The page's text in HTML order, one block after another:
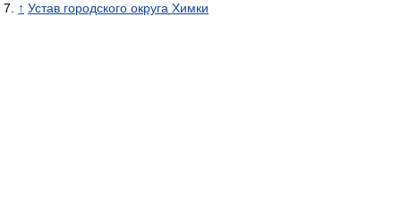
↑ Устав городского округа Химки